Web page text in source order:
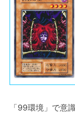
「99環境」で意